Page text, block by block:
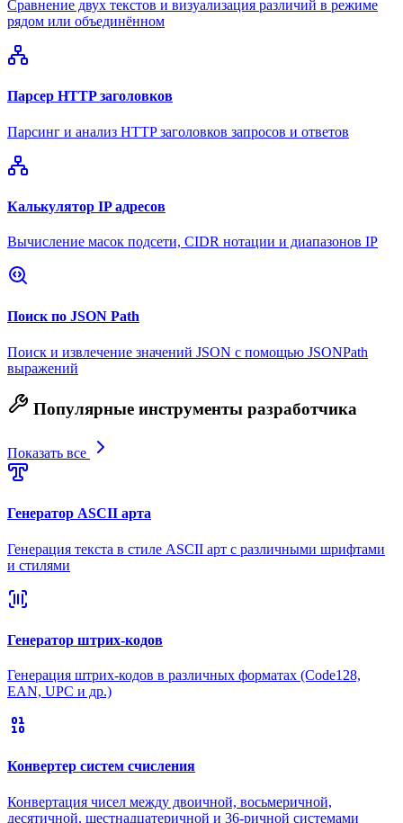
Сравнение двух текстов и визуализация различий в режиме
рядом или объединённом
Парсер HTTP заголовков
Парсинг и анализ HTTP заголовков запросов и ответов
Калькулятор IP адресов
Вычисление масок подсети, CIDR нотации и диапазонов IP
Поиск по JSON Path
Поиск и извлечение значений JSON с помощью JSONPath
выражений
Популярные инструменты разработчика
Показать все
Генератор ASCII арта
Генерация текста в стиле ASCII арт с различными шрифтами
и стилями
Генератор штрих-кодов
Генерация штрих-кодов в различных форматах (Code128,
EAN, UPC и др.)
Конвертер систем счисления
Конвертация чисел между двоичной, восьмеричной,
десятичной, шестнадцатеричной и 36-ричной системами